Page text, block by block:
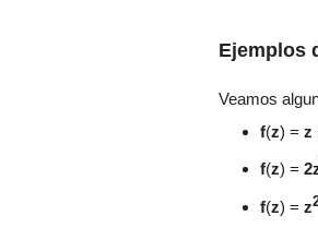
Ejemplos
Veamos
f(z) = z
f(z) = 2
f(z) = z